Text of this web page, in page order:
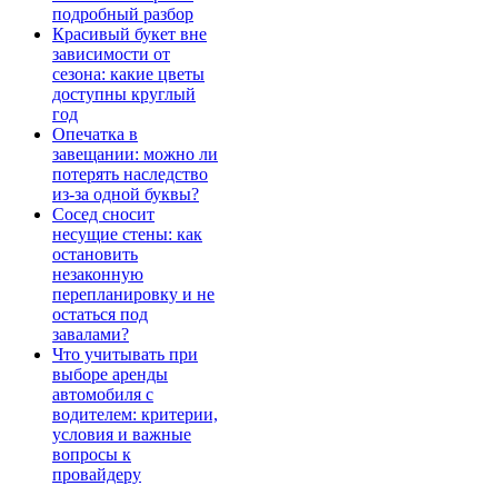
подробный разбор
Красивый букет вне
зависимости от
сезона: какие цветы
доступны круглый
год
Опечатка в
завещании: можно ли
потерять наследство
из-за одной буквы?
Сосед сносит
несущие стены: как
остановить
незаконную
перепланировку и не
остаться под
завалами?
Что учитывать при
выборе аренды
автомобиля с
водителем: критерии,
условия и важные
вопросы к
провайдеру